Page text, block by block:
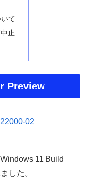
て
止
Preview
11 Build
した。